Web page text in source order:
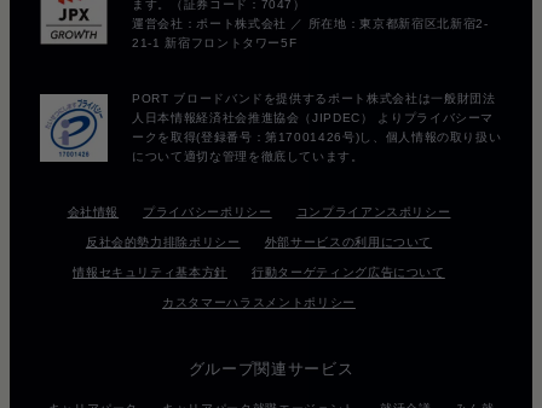
会社情報 プライバシーポリシー コンプライアンスポリシー
反社会的勢力排除ポリシー 外部サービスの利用について
情報セキュリティ基本方針 行動ターゲティング広告について
カスタマーハラスメントポリシー